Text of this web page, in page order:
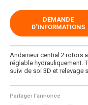
Partager l'annonce
Andaineur central 2 rotors
réglable hydrauliquement.
suivi de sol 3D et relevage
DEMANDE
D'INFORMATIONS